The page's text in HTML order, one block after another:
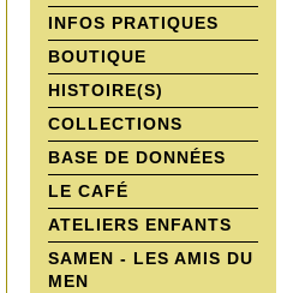
INFOS PRATIQUES
BOUTIQUE
HISTOIRE(S)
COLLECTIONS
BASE DE DONNÉES
LE CAFÉ
ATELIERS ENFANTS
SAMEN - LES AMIS DU
MEN